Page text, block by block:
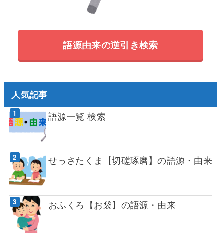
語源由来の逆引き検索
人気記事
語源一覧 検索
せっさたくま【切磋琢磨】の語源・由来
おふくろ【お袋】の語源・由来